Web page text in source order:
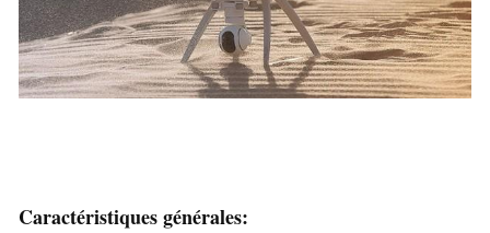
Caractéristiques générales: